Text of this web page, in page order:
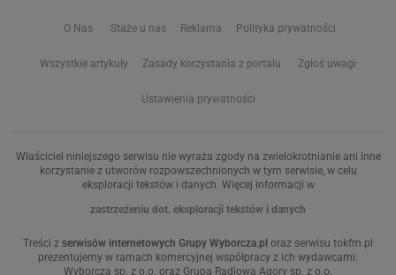
O Nas Staże u nas Reklama Polityka prywatności
Wszystkie artykuły Zasady korzystania z portalu Zgłoś uwagi
Ustawienia prywatności
Właściciel niniejszego serwisu nie wyraża zgody na zwielokrotnianie ani inne
korzystanie z utworów rozpowszechnionych w tym serwisie, w celu
eksploracji tekstów i danych. Więcej informacji w
zastrzeżeniu dot. eksploracji tekstów i danych
Treści z serwisów internetowych Grupy Wyborcza.pl oraz serwisu tokfm.pl
prezentujemy w ramach komercyjnej współpracy z ich wydawcami:
Wyborcza sp. z o.o. oraz Grupą Radiową Agory sp. z o.o.